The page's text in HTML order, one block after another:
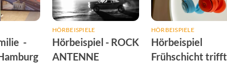
-
HÖRBEISPIELE
Hörbeispiel - ROCK
ANTENNE
HÖRBEISPIELE
Hörbeispiel
Frühschicht trifft